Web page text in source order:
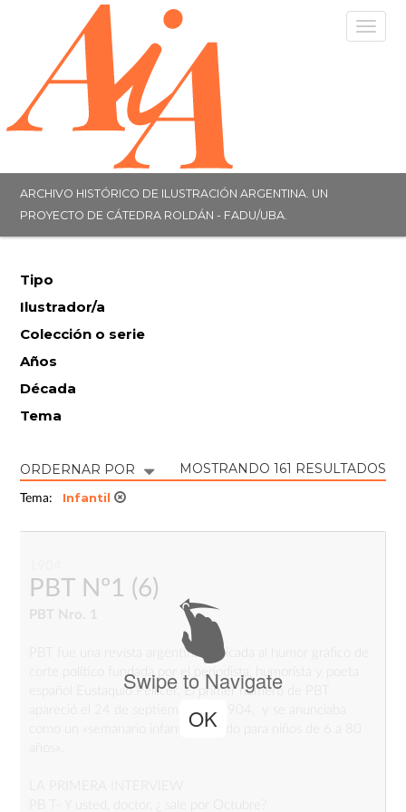
ARCHIVO HISTÓRICO DE ILUSTRACIÓN ARGENTINA. UN
PROYECTO DE CÁTEDRA ROLDÁN - FADU/UBA.
Tipo
Ilustrador/a
Colección o serie
Años
Década
Tema
ORDERNAR POR MOSTRANDO 161 RESULTADOS
Tema: Infantil
PBT Nº1 (6)
PBT Nro. 1
PBT fue una revista argentina dedicada al humor gráfico de
corte político fundada por el periodista, humorista y poeta
español Eustaquio Pellicer. El primer número de PBT
apareció el 24 de septiembre de 1904, y se anunciaba
como un «semanario infantil ilustrado para niños de 6 a 80
Swipe to Navigate
OK